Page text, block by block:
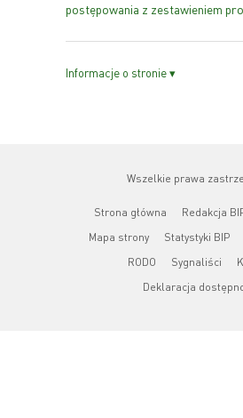
postępowania z zestawieniem
Informacje o stronie ▾
Wszelkie prawa
Strona główna Redakcja
Mapa strony
Statystyki BIP
RODO
Sygnaliści
Deklaracja